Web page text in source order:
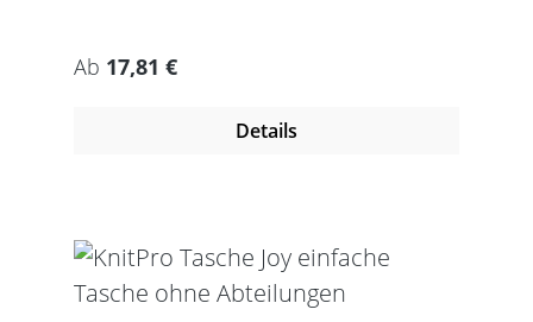
Regulärer Preis:
Ab 17,81 €
Details